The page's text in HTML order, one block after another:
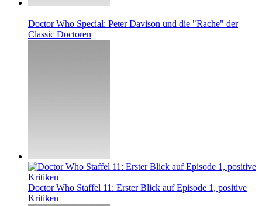
Doctor Who Special: Peter Davison und die "Rache" der
Classic Doctoren
Doctor Who Staffel 11: Erster Blick auf Episode 1, positive
Kritiken